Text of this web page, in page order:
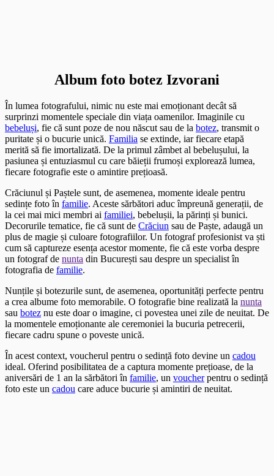
Album foto botez Izvorani
În lumea fotografului, nimic nu este mai emoționant decât să
surprinzi momentele speciale din viața oamenilor. Imaginile cu
bebeluși, fie că sunt poze de nou născut sau de la botez, transmit o
puritate și o bucurie unică. Familia se extinde, iar fiecare etapă
merită să fie imortalizată. De la primul zâmbet al bebelușului, la
pasiunea și entuziasmul cu care băieții frumoși explorează lumea,
fiecare fotografie este o amintire prețioasă.
Crăciunul și Paștele sunt, de asemenea, momente ideale pentru
sedințe foto în familie. Aceste sărbători aduc împreună generații, de
la cei mai mici membri ai familiei, bebelușii, la părinți și bunici.
Decorurile tematice, fie că sunt de Crăciun sau de Paște, adaugă un
plus de magie și culoare fotografiilor. Un fotograf profesionist va ști
cum să captureze esența acestor momente, fie că este vorba despre
un fotograf de nunta din București sau despre un specialist în
fotografia de familie.
Nunțile și botezurile sunt, de asemenea, oportunități perfecte pentru
a crea albume foto memorabile. O fotografie bine realizată la nunta
sau botez nu este doar o imagine, ci povestea unei zile de neuitat. De
la momentele emoționante ale ceremoniei la bucuria petrecerii,
fiecare cadru spune o poveste unică.
În acest context, voucherul pentru o sedință foto devine un cadou
ideal. Oferind posibilitatea de a captura momente prețioase, de la
aniversări de 1 an la sărbători în familie, un voucherpentru o sedință
foto este un cadou care aduce bucurie și amintiri de neuitat.